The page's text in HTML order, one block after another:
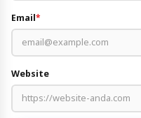
Email*
Website